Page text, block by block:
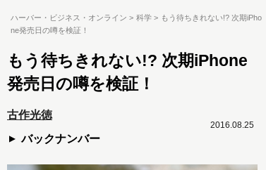
ハーバー・ビジネス・オンライン 科学
もう待ちきれない!? 次期iPho
ne発売日の噂を検証！
もう待ちきれない!? 次期iPhone
発売日の噂を検証！
古作光徳
バックナンバー
2016.08.25